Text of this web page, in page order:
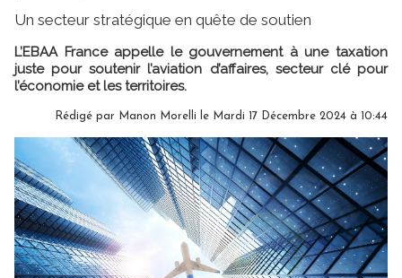
Un secteur stratégique en quête de soutien
L’EBAA France appelle le gouvernement à une taxation
juste pour soutenir l’aviation d’affaires, secteur clé pour
l’économie et les territoires.
Rédigé par Manon Morelli le Mardi 17 Décembre 2024 à 10:44